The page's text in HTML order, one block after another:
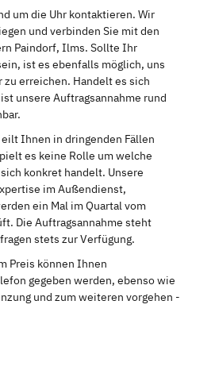
um die Uhr kontaktieren. Wir
und verbinden Sie mit den
Paindorf, Ilms. Sollte Ihr
ist es ebenfalls möglich, uns
erreichen. Handelt es sich
unsere Auftragsannahme rund
Ihnen in dringenden Fällen
es keine Rolle um welche
konkret handelt. Unsere
im Außendienst,
ein Mal im Quartal vom
Die Auftragsannahme steht
stets zur Verfügung.
Preis können Ihnen
gegeben werden, ebenso wie
und zum weiteren vorgehen -